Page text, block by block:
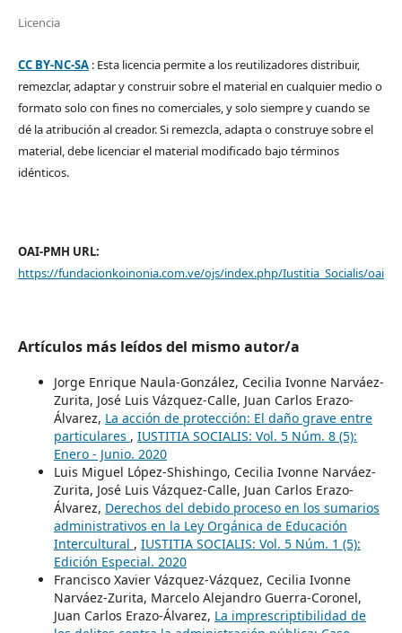
Licencia
CC BY-NC-SA: Esta licencia permite a los reutilizadores distribuir,
remezclar, adaptar y construir sobre el material en cualquier medio o
formato solo con fines no comerciales, y solo siempre y cuando se
dé la atribución al creador. Si remezcla, adapta o construye sobre el
material, debe licenciar el material modificado bajo términos
idénticos.
OAI-PMH URL:
https://fundacionkoinonia.com.ve/ojs/index.php/Iustitia_Socialis/oai
Artículos más leídos del mismo autor/a
Jorge Enrique Naula-González, Cecilia Ivonne Narváez-
Zurita, José Luis Vázquez-Calle, Juan Carlos Erazo-
Álvarez, La acción de protección: El daño grave entre
particulares , IUSTITIA SOCIALIS: Vol. 5 Núm. 8 (5):
Enero - Junio. 2020
Luis Miguel López-Shishingo, Cecilia Ivonne Narváez-
Zurita, José Luis Vázquez-Calle, Juan Carlos Erazo-
Álvarez, Derechos del debido proceso en los sumarios
administrativos en la Ley Orgánica de Educación
Intercultural , IUSTITIA SOCIALIS: Vol. 5 Núm. 1 (5):
Edición Especial. 2020
Francisco Xavier Vázquez-Vázquez, Cecilia Ivonne
Narváez-Zurita, Marcelo Alejandro Guerra-Coronel,
Juan Carlos Erazo-Álvarez, La imprescriptibilidad de